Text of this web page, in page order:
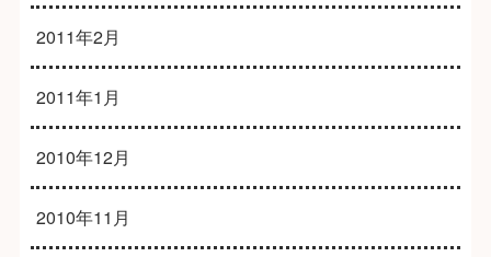
2011年2月
2011年1月
2010年12月
2010年11月